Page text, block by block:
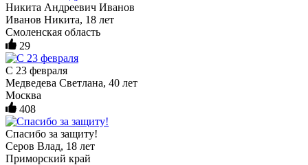
Никита Андреевич Иванов
Иванов Никита, 18 лет
Смоленская область
29
С 23 февраля
Медведева Светлана, 40 лет
Москва
408
Спасибо за защиту!
Серов Влад, 18 лет
Приморский край